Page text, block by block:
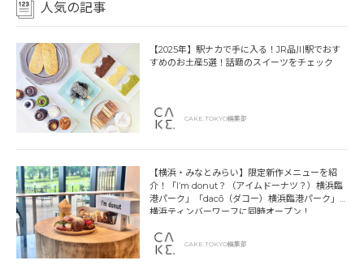
人気の記事
【2025年】駅ナカで手に入る！JR品川駅でおす
すめのお土産5選！話題のスイーツをチェック
CAKE.TOKYO編集部
【横浜・みなとみらい】限定新作メニューを紹
介！「I’m donut？（アイムドーナツ？）横浜臨
港パーク」「dacō（ダコー）横浜臨港パーク」
横浜ティンバーワーフに同時オープン！
CAKE.TOKYO編集部